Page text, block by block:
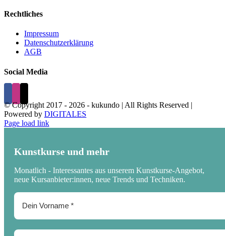
Rechtliches
Impressum
Datenschutzerklärung
AGB
Social Media
© Copyright 2017 - 2026 - kukundo | All Rights Reserved |
Powered by DIGITALES
Page load link
Kunstkurse und mehr
Monatlich - Interessantes aus unserem Kunstkurse-Angebot,
neue Kursanbieter:innen, neue Trends und Techniken.